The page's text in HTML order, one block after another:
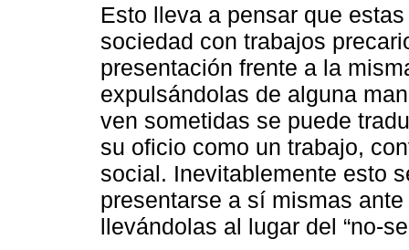
Esto lleva a pensar que
sociedad con trabajos
presentación frente a la
expulsándolas de alguna
ven sometidas se puede
su oficio como un trabajo,
social. Inevitablemente esto
presentarse a sí mismas
llevándolas al lugar del “no-